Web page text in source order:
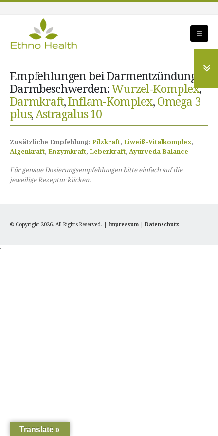
Empfehlungen bei Darmentzündung,
Darmbeschwerden:Wurzel-Komplex,
Darmkraft,Inflam-Komplex,Omega 3
plus,Astragalus 10
Zusätzliche Empfehlung: Pilzkraft, Eiweiß-Vitalkomplex,
Algenkraft, Enzymkraft, Leberkraft, Ayurveda Balance
Für genaue Dosierungsempfehlungen bitte einfach auf die
jeweilige Rezeptur klicken.
© Copyright 2026. All Rights Reserved. | Impressum | Datenschutz
'
Translate »